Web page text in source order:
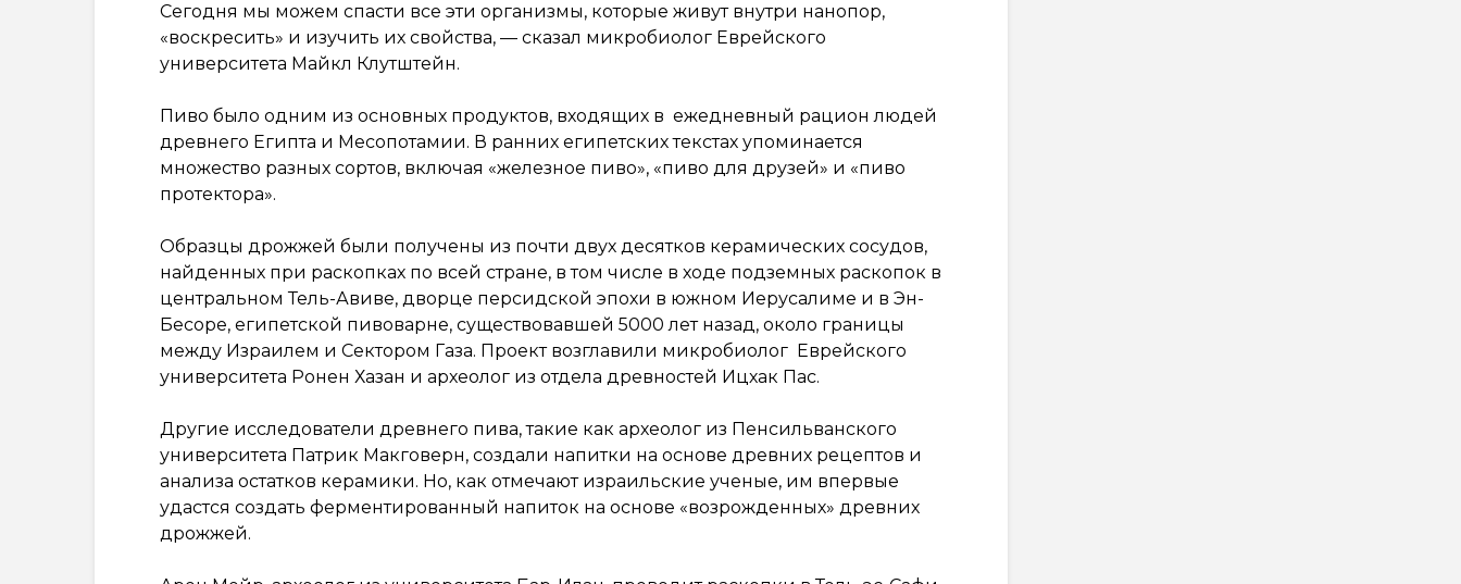
Сегодня мы можем спасти все эти организмы, которые живут внутри нанопор,
«воскресить» и изучить их свойства, — сказал микробиолог Еврейского
университета Майкл Клутштейн.
Пиво было одним из основных продуктов, входящих в ежедневный рацион людей
древнего Египта и Месопотамии. В ранних египетских текстах упоминается
множество разных сортов, включая «железное пиво», «пиво для друзей» и «пиво
протектора».
Образцы дрожжей были получены из почти двух десятков керамических сосудов,
найденных при раскопках по всей стране, в том числе в ходе подземных раскопок в
центральном Тель-Авиве, дворце персидской эпохи в южном Иерусалиме и в Эн-
Бесоре, египетской пивоварне, существовавшей 5000 лет назад, около границы
между Израилем и Сектором Газа. Проект возглавили микробиолог Еврейского
университета Ронен Хазан и археолог из отдела древностей Ицхак Пас.
Другие исследователи древнего пива, такие как археолог из Пенсильванского
университета Патрик Макговерн, создали напитки на основе древних рецептов и
анализа остатков керамики. Но, как отмечают израильские ученые, им впервые
удастся создать ферментированный напиток на основе «возрожденных» древних
дрожжей.